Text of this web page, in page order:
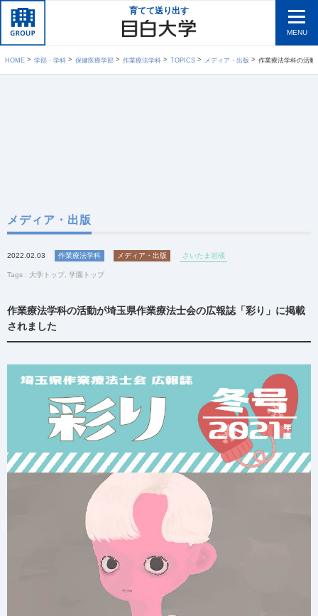
育てて送り出す
MENU
HOME 学部・学科 保健医療学部 作業療法学科 TOPICS メディア・出版 作業療法学科の活動が
メディア・出版
2022.02.03 作業療法学科 メディア・出版 さいたま岩槻
Tags : 大学トップ 学園トップ
作業療法学科の活動が埼玉県作業療法士会の広報誌「彩り」に掲載
されました